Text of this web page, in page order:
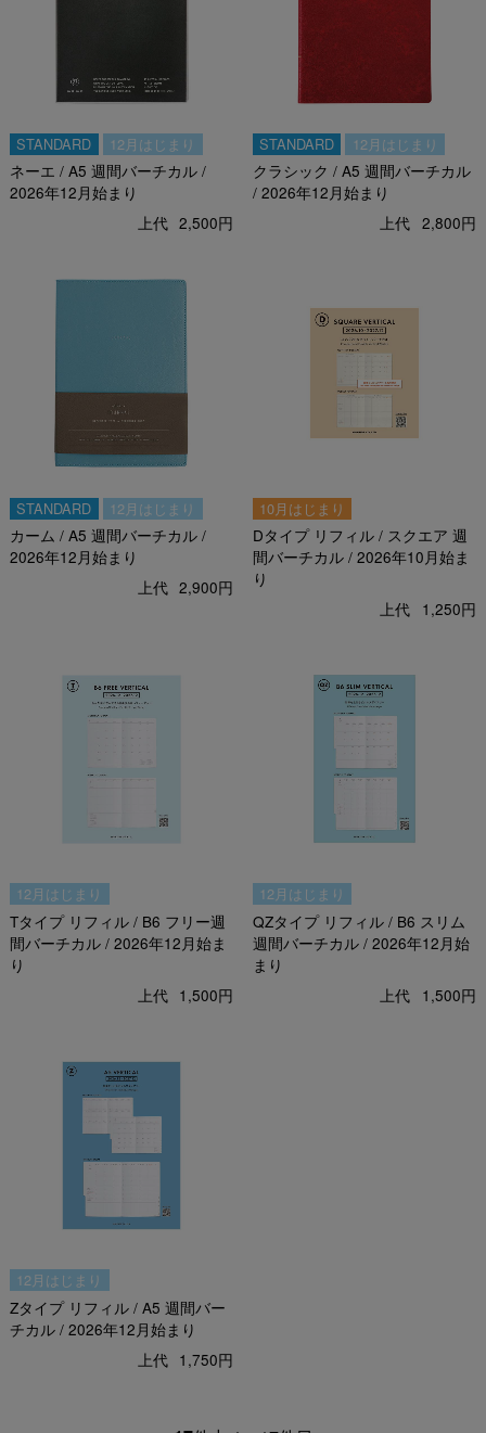
STANDARD 12月はじまり
ネーエ / A5 週間バーチカル /
2026年12月始まり
上代 2,500円
STANDARD 12月はじまり
クラシック / A5 週間バーチカル
/ 2026年12月始まり
上代 2,800円
STANDARD 12月はじまり
カーム / A5 週間バーチカル /
2026年12月始まり
上代 2,900円
10月はじまり
Dタイプ リフィル / スクエア 週
間バーチカル / 2026年10月始ま
り
上代 1,250円
12月はじまり
Tタイプ リフィル / B6 フリー週
間バーチカル / 2026年12月始ま
り
上代 1,500円
12月はじまり
QZタイプ リフィル / B6 スリム
週間バーチカル / 2026年12月始
まり
上代 1,500円
12月はじまり
Zタイプ リフィル / A5 週間バー
チカル / 2026年12月始まり
上代 1,750円